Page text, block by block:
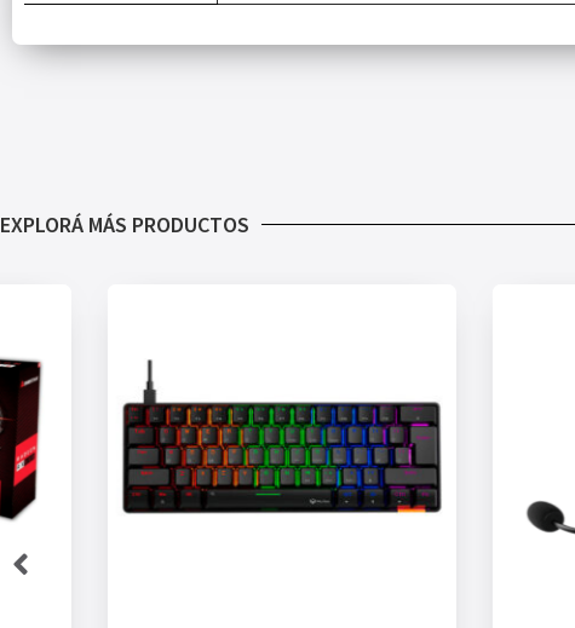
EXPLORÁ MÁS PRODUCTOS